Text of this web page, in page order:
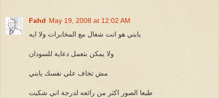
Fahd May 19, 2008 at 12:02 AM
يابني هو انت شغال مع المخابرات ولا ايه
ولا يمكن بتعمل دعاية للسودان
مش تخاف علي نفسك يابني
طبعا الصور اكثر من رائعه لدرجة اني شكيت